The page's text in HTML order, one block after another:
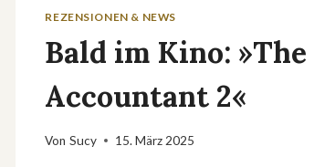
REZENSIONEN & NEWS
Bald im Kino: »The
Accountant 2«
Von Sucy 15. März 2025